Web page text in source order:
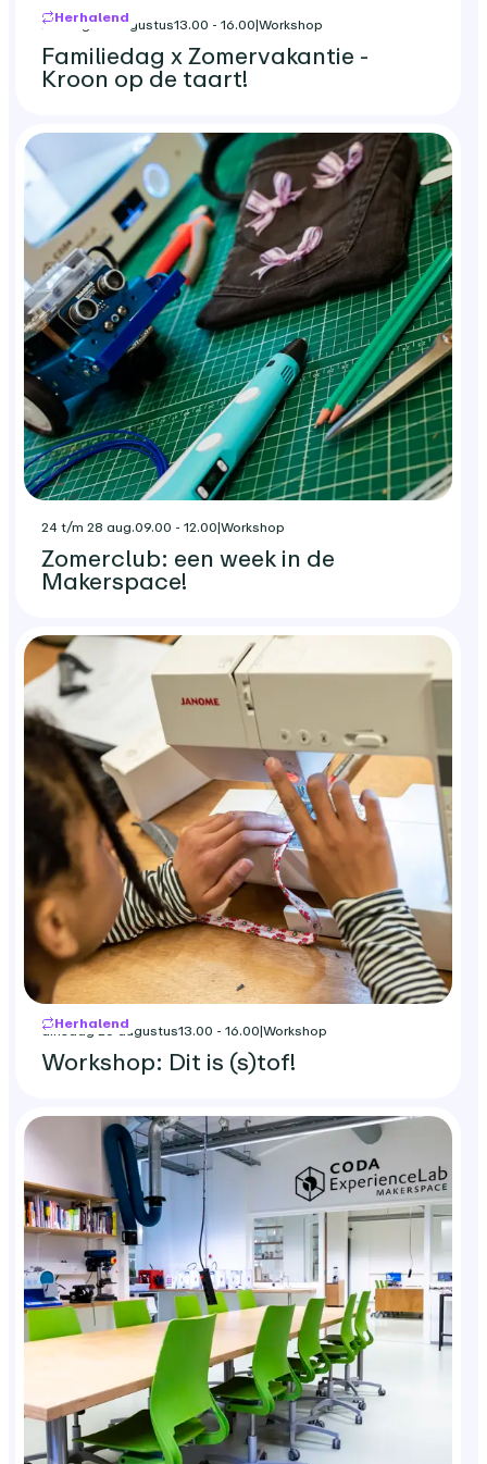
Herhalend
zondag 23 augustus13.00 - 16.00|Workshop
Familiedag x Zomervakantie -
Kroon op de taart!
24 t/m 28 aug.09.00 - 12.00|Workshop
Zomerclub: een week in de
Makerspace!
Herhalend
dinsdag 25 augustus13.00 - 16.00|Workshop
Workshop: Dit is (s)tof!